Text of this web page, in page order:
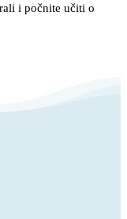
i počnite učiti o